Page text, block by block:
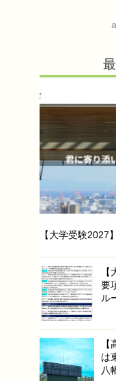
【大学受験2027
要
ル
は
八